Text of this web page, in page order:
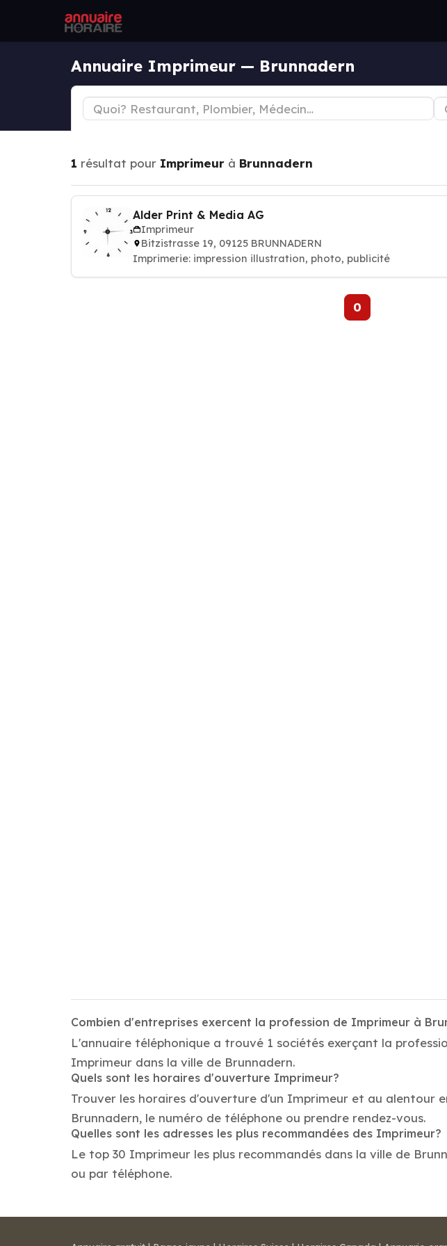
Annuaire Imprimeur — Brunnadern
1 résultat pour Imprimeur à Brunnadern
Alder Print & Media AG
Imprimeur
Bitzistrasse 19, 09125 BRUNNADERN
Imprimerie: impression illustration, photo, publicité
0
Combien d'entreprises exercent la profession de Imprimeur à
L'annuaire téléphonique a trouvé 1 sociétés exerçant la
Imprimeur dans la ville de Brunnadern.
Quels sont les horaires d'ouverture Imprimeur?
Trouver les horaires d'ouverture d'un Imprimeur et au alentour
Brunnadern, le numéro de téléphone ou prendre rendez-vous.
Quelles sont les adresses les plus recommandées des Imprimeur?
Le top 30 Imprimeur les plus recommandés dans la ville de
ou par téléphone.